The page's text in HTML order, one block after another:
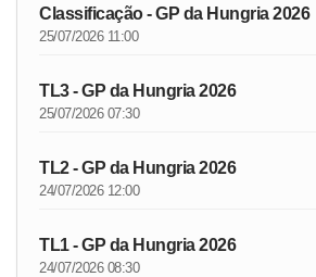
Classificação - GP da Hungria 2026
25/07/2026 11:00
TL3 - GP da Hungria 2026
25/07/2026 07:30
TL2 - GP da Hungria 2026
24/07/2026 12:00
TL1 - GP da Hungria 2026
24/07/2026 08:30